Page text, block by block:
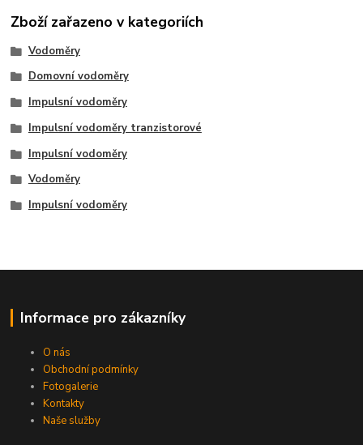
Zboží zařazeno v kategoriích
Vodoměry
Domovní vodoměry
Impulsní vodoměry
Impulsní vodoměry tranzistorové
Impulsní vodoměry
Vodoměry
Impulsní vodoměry
Informace pro zákazníky
O nás
Obchodní podmínky
Fotogalerie
Kontakty
Naše služby